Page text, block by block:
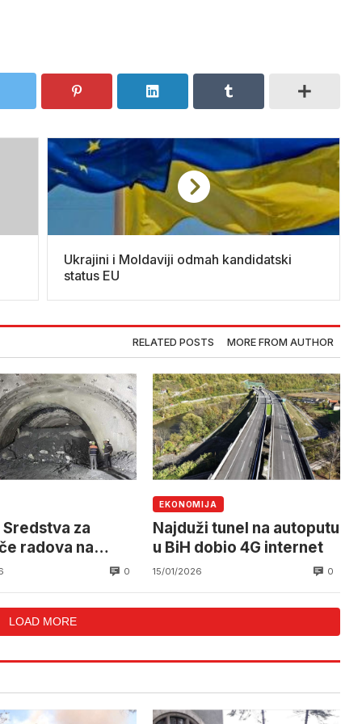
Ukrajini i Moldaviji odmah kandidatski
status EU
RELATED POSTS MORE FROM AUTHOR
za
radova na
Vc operativna 0
EKONOMIJA
Najduži tunel na autoputu
u BiH dobio 4G internet
15/01/2026 0
LOAD MORE